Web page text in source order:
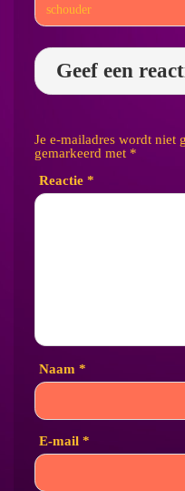
schouder
Geef een
Je e-mailadres wordt niet
gemarkeerd met *
Reactie *
Naam *
E-mail *